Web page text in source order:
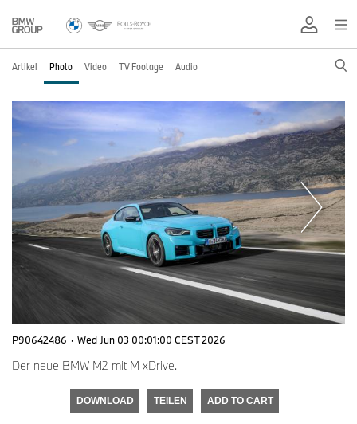
Artikel Photo Video TV Footage Audio
P90642486 · Wed Jun 03 00:01:00 CEST 2026
Der neue BMW M2 mit M xDrive.
DOWNLOAD TEILEN ADD TO CART